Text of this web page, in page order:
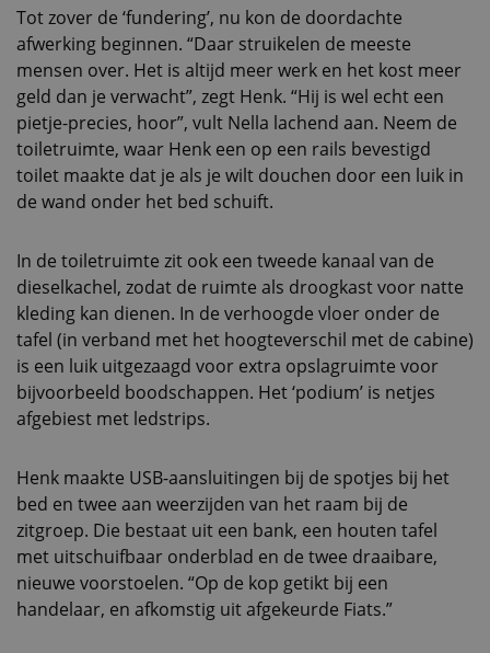
Tot zover de ‘fundering’, nu kon de doordachte
afwerking beginnen. “Daar struikelen de meeste
mensen over. Het is altijd meer werk en het kost meer
geld dan je verwacht”, zegt Henk. “Hij is wel echt een
pietje-precies, hoor”, vult Nella lachend aan. Neem de
toiletruimte, waar Henk een op een rails bevestigd
toilet maakte dat je als je wilt douchen door een luik in
de wand onder het bed schuift.
In de toiletruimte zit ook een tweede kanaal van de
dieselkachel, zodat de ruimte als droogkast voor natte
kleding kan dienen. In de verhoogde vloer onder de
tafel (in verband met het hoogteverschil met de cabine)
is een luik uitgezaagd voor extra opslagruimte voor
bijvoorbeeld boodschappen. Het ‘podium’ is netjes
afgebiest met ledstrips.
Henk maakte USB-aansluitingen bij de spotjes bij het
bed en twee aan weerzijden van het raam bij de
zitgroep. Die bestaat uit een bank, een houten tafel
met uitschuifbaar onderblad en de twee draaibare,
nieuwe voorstoelen. “Op de kop getikt bij een
handelaar, en afkomstig uit afgekeurde Fiats.”